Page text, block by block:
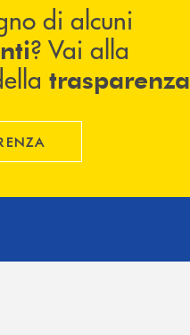
di alcuni
? Vai alla
trasparenza